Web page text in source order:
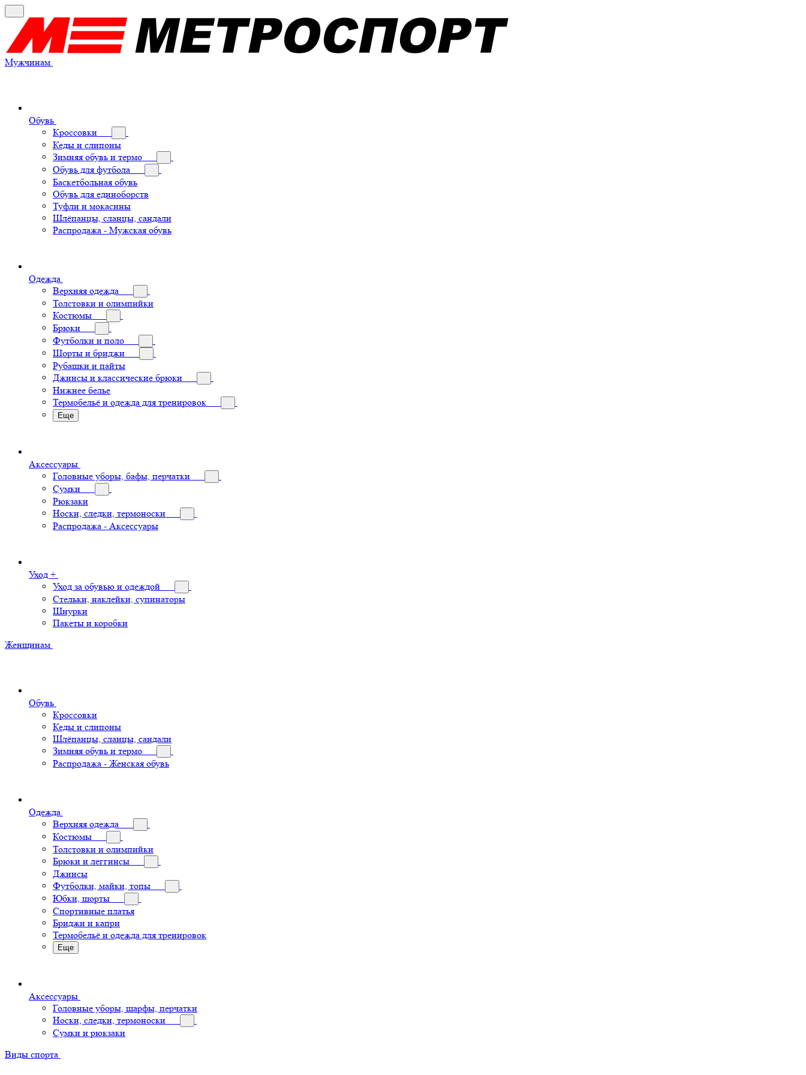
Мужчинам
Обувь
Кроссовки
Кеды и слипоны
Зимняя обувь и термо
Обувь для футбола
Баскетбольная обувь
Обувь для единоборств
Туфли и мокасины
Шлёпанцы, сланцы, сандали
Распродажа - Мужская обувь
Одежда
Верхняя одежда
Толстовки и олимпийки
Костюмы
Брюки
Футболки и поло
Шорты и бриджи
Рубашки и пайты
Джинсы и классические брюки
Нижнее белье
Термобельё и одежда для тренировок
Еще
Аксессуары
Головные уборы, бафы, перчатки
Сумки
Рюкзаки
Носки, следки, термоноски
Распродажа - Аксессуары
Уход +
Уход за обувью и одеждой
Стельки, наклейки, супинаторы
Шнурки
Пакеты и коробки
Женщинам
Обувь
Кроссовки
Кеды и слипоны
Шлёпанцы, сланцы, сандали
Зимняя обувь и термо
Распродажа - Женская обувь
Одежда
Верхняя одежда
Костюмы
Толстовки и олимпийки
Брюки и леггинсы
Джинсы
Футболки, майки, топы
Юбки, шорты
Спортивные платья
Бриджи и капри
Термобельё и одежда для тренировок
Еще
Аксессуары
Головные уборы, шарфы, перчатки
Носки, следки, термоноски
Сумки и рюкзаки
Виды спорта